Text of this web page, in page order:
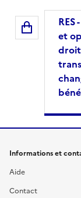
RES
et
Informations et
Aide
Contact